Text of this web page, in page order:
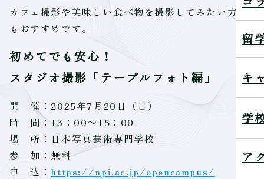
留
キ
学
ア
カフェ撮影や美味しい食べ物を撮影してみたい方に
もおすすめです。
初めてでも安心！
スタジオ撮影「テーブルフォト編」
開 催：2025年7月20日（日）
時 間：13：00～15：00
場 所：日本写真芸術専門学校
参 加：無料
申 込： https://npi.ac.jp/opencampus/